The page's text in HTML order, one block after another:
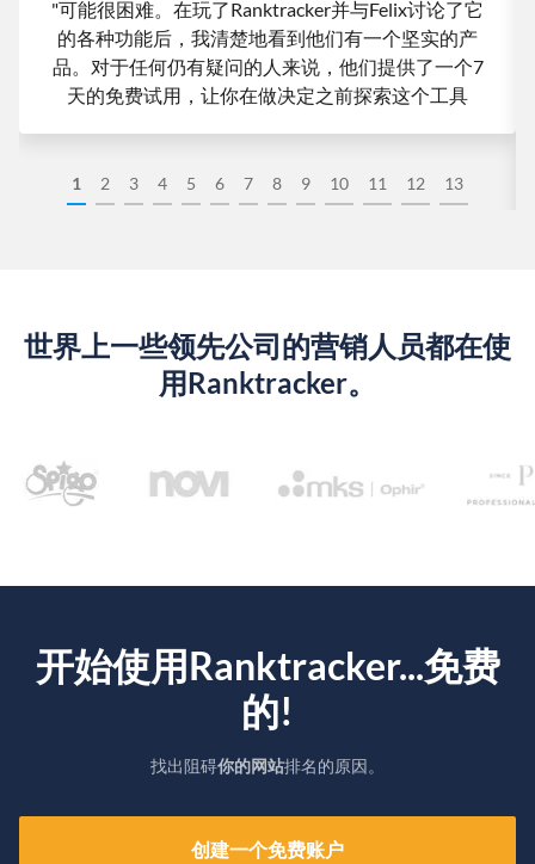
1 2 3 4 5 6 7 8 9 10 11 12 13
"可能很困难。在玩了Ranktracker并与Felix讨论了它
的各种功能后，我清楚地看到他们有一个坚实的产
品。对于任何仍有疑问的人来说，他们提供了一个7
天的免费试用，让你在做决定之前探索这个工具
世界上一些领先公司的营销人员都在使
用Ranktracker。
开始使用Ranktracker...免费
的!
找出阻碍你的网站排名的原因。
创建一个免费账户